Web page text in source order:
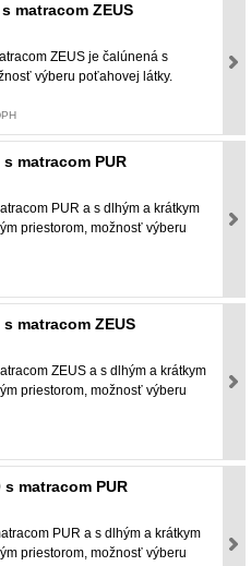
matracom ZEUS
ZEUS je čalúnená s
výberu poťahovej látky.
s matracom PUR
PUR a s dlhým a krátkym
priestorom, možnosť výberu
matracom ZEUS
ZEUS a s dlhým a krátkym
priestorom, možnosť výberu
s matracom PUR
PUR a s dlhým a krátkym
priestorom, možnosť výberu